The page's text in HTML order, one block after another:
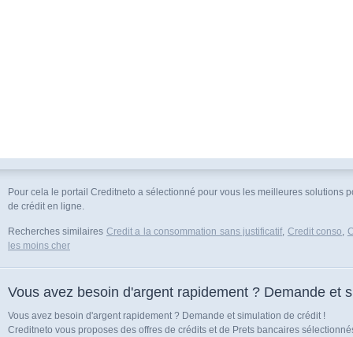
Pour cela le portail Creditneto a sélectionné pour vous les meilleures
de crédit en ligne.
Recherches similaires Credit a la consommation sans justificatif, Credit conso,
les moins cher
Vous avez besoin d'argent rapidement ? Demande et
Vous avez besoin d'argent rapidement ? Demande et simulation de crédit !
Creditneto vous proposes des offres de crédits et de Prets bancaires